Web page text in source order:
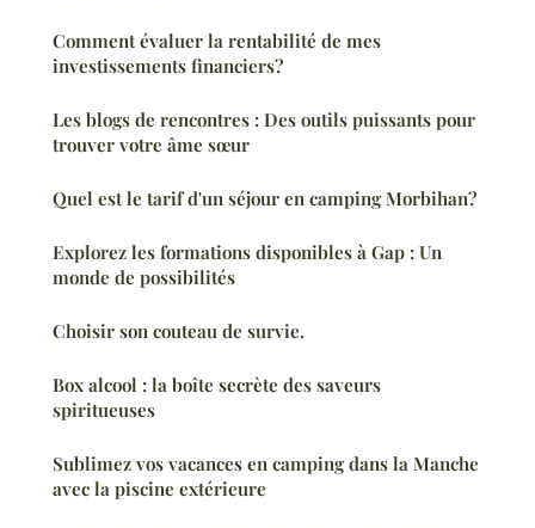
Comment évaluer la rentabilité de mes
investissements financiers?
Les blogs de rencontres : Des outils puissants pour
trouver votre âme sœur
Quel est le tarif d'un séjour en camping Morbihan?
Explorez les formations disponibles à Gap : Un
monde de possibilités
Choisir son couteau de survie.
Box alcool : la boîte secrète des saveurs
spiritueuses
Sublimez vos vacances en camping dans la Manche
avec la piscine extérieure